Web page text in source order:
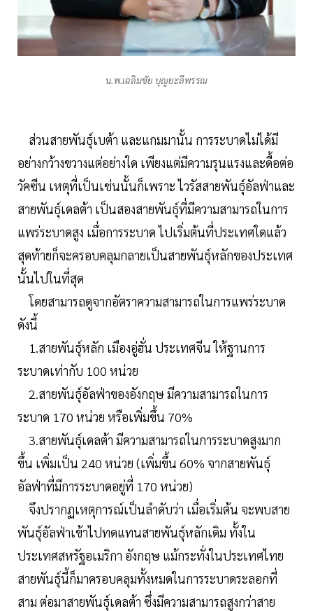
น.พ.เฉลิมชัย บุญยะลีพรรณ
ส่วนสายพันธุ์เบต้า และแกมมานั้น การระบาดไม่ได้มี
อย่างกว้างขวางแต่อย่างใด เพียงแต่มีความรุนแรงและดื้อต่อ
วัคซีน เหตุที่เป็นเช่นนั้นก็เพราะ ไวรัสสายพันธุ์อัลฟ่าและ
สายพันธุ์เดลต้า เป็นสองสายพันธุ์ที่มีความสามารถในการ
แพร่ระบาดสูง เมื่อการระบาด ไปเริ่มต้นที่ประเทศใดแล้ว
สุดท้ายก็จะครอบคลุมกลายเป็นสายพันธุ์หลักของประเทศ
นั้นไปในที่สุด
โดยสามารถดูจากอัตราความสามารถในการแพร่ระบาด
ดังนี้
1.สายพันธุ์หลัก เมืองอู่ฮั่น ประเทศจีน ให้ฐานการ
ระบาดเท่ากับ 100 หน่วย
2.สายพันธุ์อัลฟ่าของอังกฤษ มีความสามารถในการ
ระบาด 170 หน่วย หรือเพิ่มขึ้น 70%
3.สายพันธุ์เดลต้า มีความสามารถในการระบาดสูงมาก
ขึ้น เพิ่มเป็น 240 หน่วย (เพิ่มขึ้น 60% จากสายพันธุ์
อัลฟ่าที่มีการระบาดอยู่ที่ 170 หน่วย)
จึงปรากฏเหตุการณ์เป็นลำดับว่า เมื่อเริ่มต้น จะพบสาย
พันธุ์อัลฟ่าเข้าไปทดแทนสายพันธุ์หลักเดิม ทั้งใน
ประเทศสหรัฐอเมริกา อังกฤษ แม้กระทั่งในประเทศไทย
สายพันธุ์นี้ก็มาครอบคลุมทั้งหมดในการระบาดระลอกที่
สาม ต่อมาสายพันธุ์เดลต้า ซึ่งมีความสามารถสูงกว่าสาย